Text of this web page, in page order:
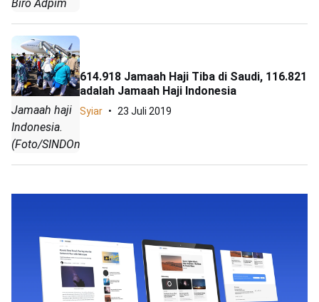
Biro Adpim
Jamaah haji
Indonesia.
(Foto/SINDOnews)
614.918 Jamaah Haji Tiba di Saudi, 116.821
adalah Jamaah Haji Indonesia
Syiar 23 Juli 2019